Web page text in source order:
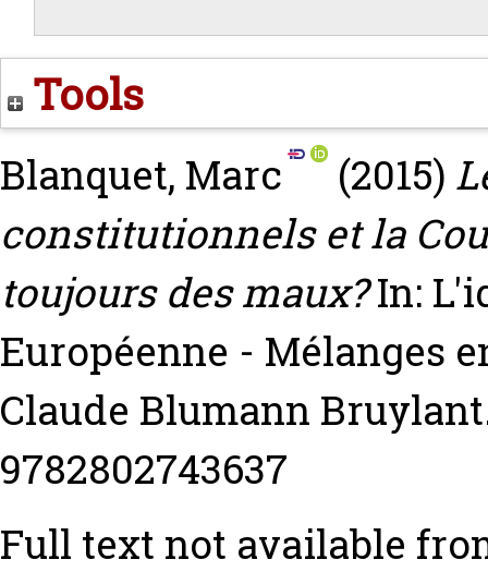
Tools
Blanquet, Marc (2015)
constitutionnels et la
toujours des maux?In:
Européenne - Mélanges
Claude Blumann
9782802743637
Full text not available